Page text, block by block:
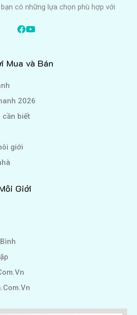
có những lựa chọn phù hợp với
Mua và Bán
2026
cần biết
giới
Giới